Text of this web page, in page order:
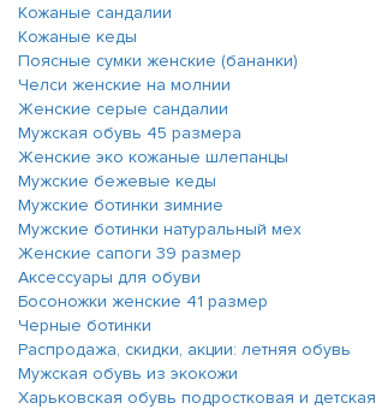
Кожаные сандалии
Кожаные кеды
Поясные сумки женские (бананки)
Челси женские на молнии
Женские серые сандалии
Мужская обувь 45 размера
Женские эко кожаные шлепанцы
Мужские бежевые кеды
Мужские ботинки зимние
Мужские ботинки натуральный мех
Женские сапоги 39 размер
Аксессуары для обуви
Босоножки женские 41 размер
Черные ботинки
Распродажа, скидки, акции: летняя обувь
Мужская обувь из экокожи
Харьковская обувь подростковая и детская